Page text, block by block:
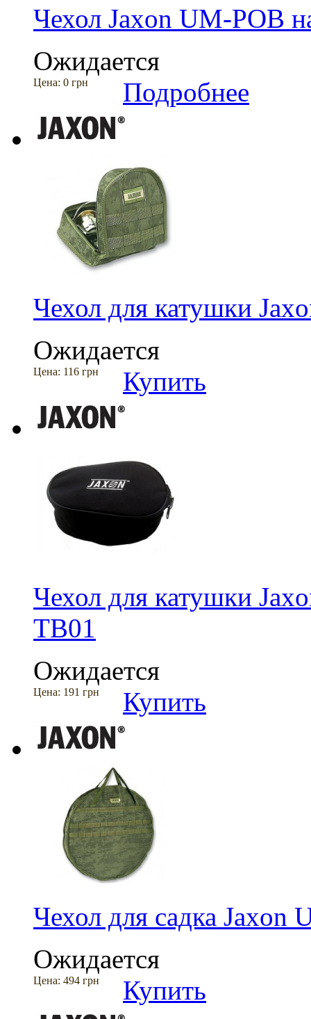
Чехол Jaxon UM-POB
Ожидается
Цена: 0 грн Подробнее
Чехол для катушки
Ожидается
Цена: 116 грн Купить
Чехол для катушки
TB01
Ожидается
Цена: 191 грн Купить
Чехол для садка Jaxon
Ожидается
Цена: 494 грн Купить